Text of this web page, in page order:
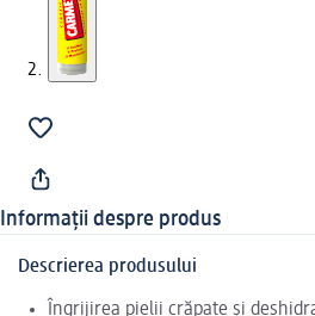
Informații despre produs
Descrierea produsului
Îngrijirea pielii crăpate și